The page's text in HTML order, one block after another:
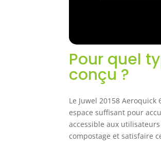
Pour quel
conçu ?
Le Juwel 20158
espace suffisant pour
accessible aux
compostage et satisfaire